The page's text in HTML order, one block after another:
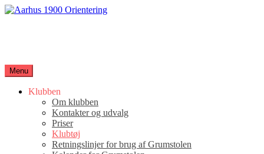
Spring
Menu
Klubben
Om klubben
Kontakter og udvalg
Priser
Klubtøj
Retningslinjer for brug af Grumstolen